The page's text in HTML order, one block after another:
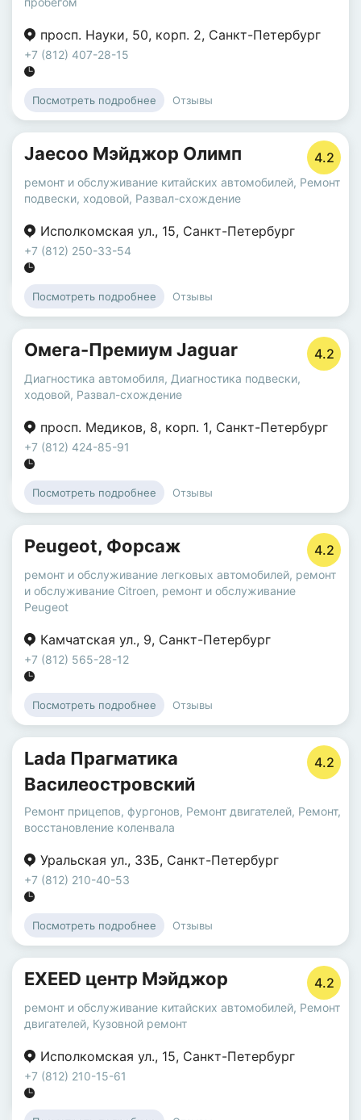
просп. Науки, 50, корп. 2, Санкт-Петербург
+7 (812) 407-28-15
Посмотреть подробнее Отзывы
Jaecoo Мэйджор Олимп 4.2
ремонт и обслуживание китайских автомобилей, Ремонт
подвески, ходовой, Развал-схождение
Исполкомская ул., 15, Санкт-Петербург
+7 (812) 250-33-54
Посмотреть подробнее Отзывы
Омега-Премиум Jaguar 4.2
Диагностика автомобиля, Диагностика подвески,
ходовой, Развал-схождение
просп. Медиков, 8, корп. 1, Санкт-Петербург
+7 (812) 424-85-91
Посмотреть подробнее Отзывы
Peugeot, Форсаж 4.2
ремонт и обслуживание легковых автомобилей, ремонт
и обслуживание Citroen, ремонт и обслуживание
Peugeot
Камчатская ул., 9, Санкт-Петербург
+7 (812) 565-28-12
Посмотреть подробнее Отзывы
Lada Прагматика
Василеостровский
4.2
Ремонт прицепов, фургонов, Ремонт двигателей, Ремонт,
восстановление коленвала
Уральская ул., 33Б, Санкт-Петербург
+7 (812) 210-40-53
Посмотреть подробнее Отзывы
EXEED центр Мэйджор 4.2
ремонт и обслуживание китайских автомобилей, Ремонт
двигателей, Кузовной ремонт
Исполкомская ул., 15, Санкт-Петербург
+7 (812) 210-15-61